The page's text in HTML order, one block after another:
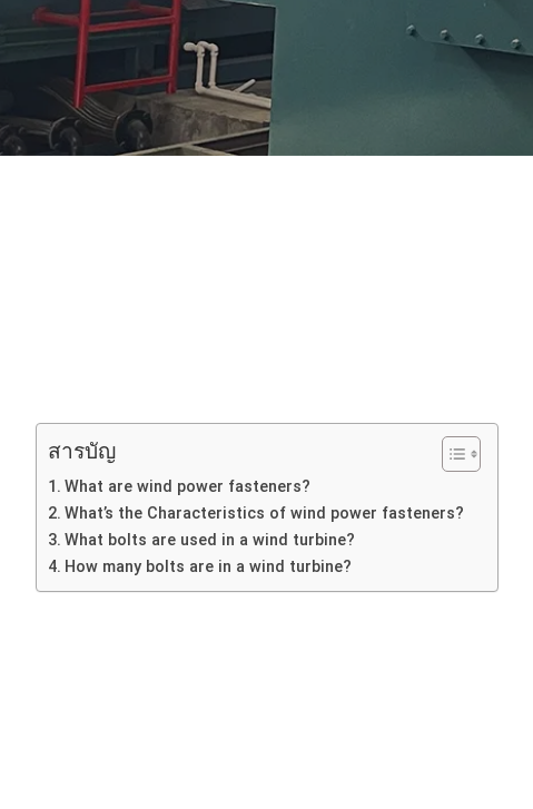
สารบัญ
What are wind power fasteners?
What’s the Characteristics of wind power fasteners?
What bolts are used in a wind turbine?
How many bolts are in a wind turbine?